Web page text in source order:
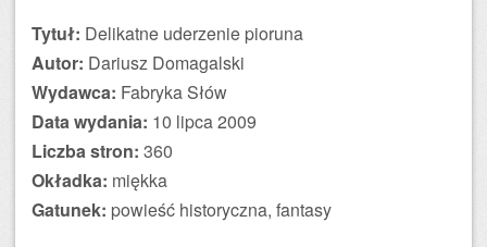
Tytuł: Delikatne uderzenie pioruna
Autor: Dariusz Domagalski
Wydawca: Fabryka Słów
Data wydania: 10 lipca 2009
Liczba stron: 360
Okładka: miękka
Gatunek: powieść historyczna, fantasy